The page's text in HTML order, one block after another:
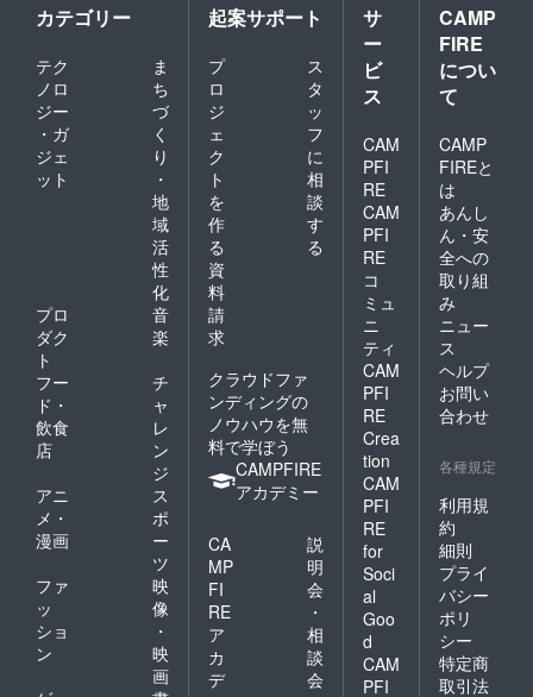
カテゴリー
テク
ノロ
ジー
・ガ
ジェ
ット
ま
ち
づ
く
り
・
地
域
活
性
化
プロ
ダク
ト
音
楽
フー
ド・
飲食
店
チ
ャ
レ
ン
ジ
アニ
メ・
漫画
ス
ポ
ー
ツ
ファ
ッ
ショ
ン
映
像
・
映
画
起案サポート
プ
ロ
ジ
ェ
ク
ト
を
作
る
ス
タ
ッ
フ
に
相
談
す
る
資
料
請
求
クラウドファ
ンディングの
ノウハウを無
料で学ぼう
CAMPFIRE
アカデミー
CA
MP
FI
RE
ア
カ
デ
説
明
会
・
相
談
会
サ
ー
ビ
ス
CAM
PFI
RE
CAM
PFI
RE
コ
ミュ
ニ
ティ
CAM
PFI
RE
Crea
tion
CAM
PFI
RE
for
Soci
al
Goo
d
CAM
PFI
CAMP
FIRE
につい
て
CAMP
FIREと
は
あんし
ん・安
全への
取り組
み
ニュー
ス
ヘルプ
お問い
合わせ
各種規定
利用規
約
細則
プライ
バシー
ポリ
シー
特定商
取引法